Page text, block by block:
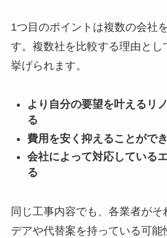
1つ目のポイントは複数の会社
す。複数社を比較する理由とし
挙げられます。
より自分の要望を叶えるリ
る
費用を安く抑えることがで
会社によって対応している
る
同じ工事内容でも、各業者がそ
デアや代替案を持っている可能